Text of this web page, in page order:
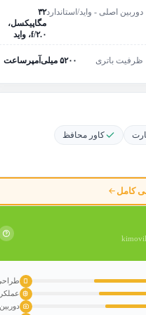
دوربین اصلی - واید/استاندارد۳۲
مگاپیکسل،
f/۲.۰، واید
ظرفیت باتری ۵۲۰۰ میلی‌آمپرساعت
کاور محافظ
کامل